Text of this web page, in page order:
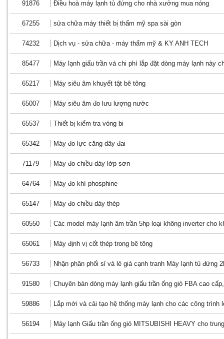
91876 Điều hoà máy lạnh tủ đứng cho nhà xưởng mua nóng
67255 sửa chữa máy thiết bị thẩm mỹ spa sài gòn
74232 Dịch vụ - sửa chữa - máy thẩm mỹ & KY ANH TECH
85477 Máy lạnh giấu trần và chi phí lắp đặt dòng máy lạnh này
65217 Máy siêu âm khuyết tật bê tông
65007 Máy siêu âm đo lưu lượng nước
65537 Thiết bị kiểm tra vòng bi
65342 Máy đo lực căng dây đai
71179 Máy đo chiều dày lớp sơn
64764 Máy đo khí phosphine
65147 Máy đo chiều dày thép
60550 Các model máy lạnh âm trần 5hp loại không inverter cho
65061 Máy định vị cốt thép trong bê tông
56733 Nhận phân phối sỉ và lẻ giá cạnh tranh Máy lạnh tủ đứng
91580 Chuyên bán dòng máy lạnh giấu trần ống gió FBA cao
59886 Lắp mới và cải tạo hệ thống máy lạnh cho các công trình
56194 Máy lạnh Giấu trần ống gió MITSUBISHI HEAVY cho